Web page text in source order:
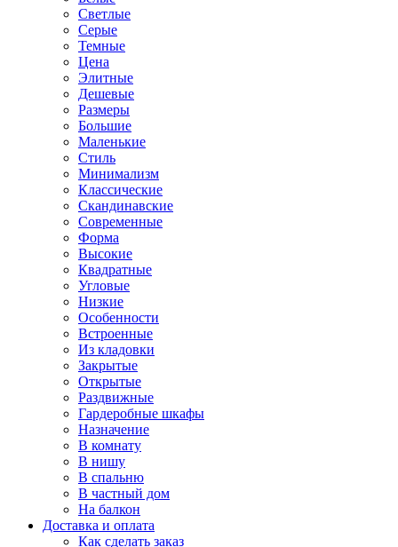
Светлые
Серые
Темные
Цена
Элитные
Дешевые
Размеры
Большие
Маленькие
Стиль
Минимализм
Классические
Скандинавские
Современные
Форма
Высокие
Квадратные
Угловые
Низкие
Особенности
Встроенные
Из кладовки
Закрытые
Открытые
Раздвижные
Гардеробные шкафы
Назначение
В комнату
В нишу
В спальню
В частный дом
На балкон
Доставка и оплата
Как сделать заказ